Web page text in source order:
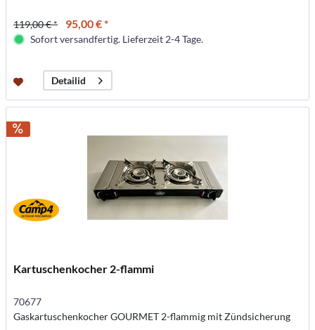
119,00 € * 95,00 € *
Sofort versandfertig. Lieferzeit 2-4 Tage.
Detailid
Kartuschenkocher 2-flammi
70677
Gaskartuschenkocher GOURMET 2-flammig mit Zündsicherung